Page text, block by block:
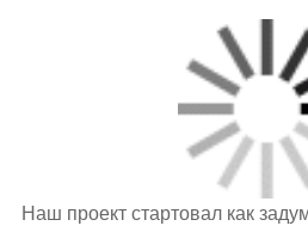
Наш проект стартовал как